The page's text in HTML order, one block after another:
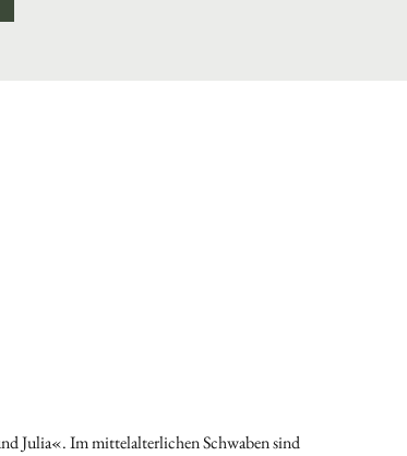
Julia«. Im mittelalterlichen Schwaben sind